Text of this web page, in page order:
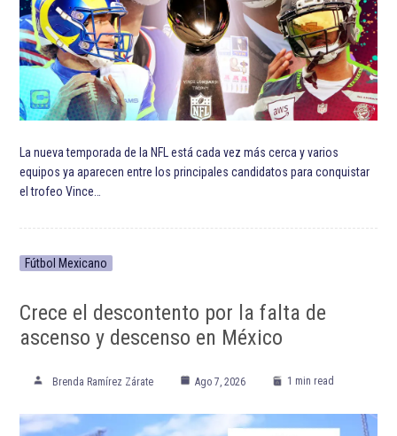
La nueva temporada de la NFL está cada vez más cerca y varios
equipos ya aparecen entre los principales candidatos para conquistar
el trofeo Vince…
Fútbol Mexicano
Crece el descontento por la falta de
ascenso y descenso en México
Brenda Ramírez Zárate Ago 7, 2026 1 min read